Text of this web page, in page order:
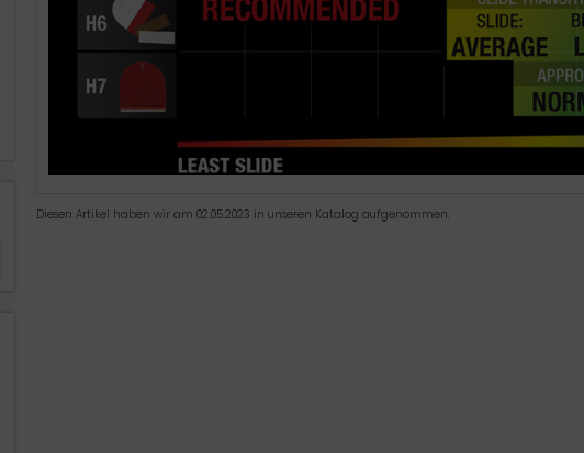
Diesen Artikel haben wir am 02.05.2023 in unseren Katalog aufgenommen.